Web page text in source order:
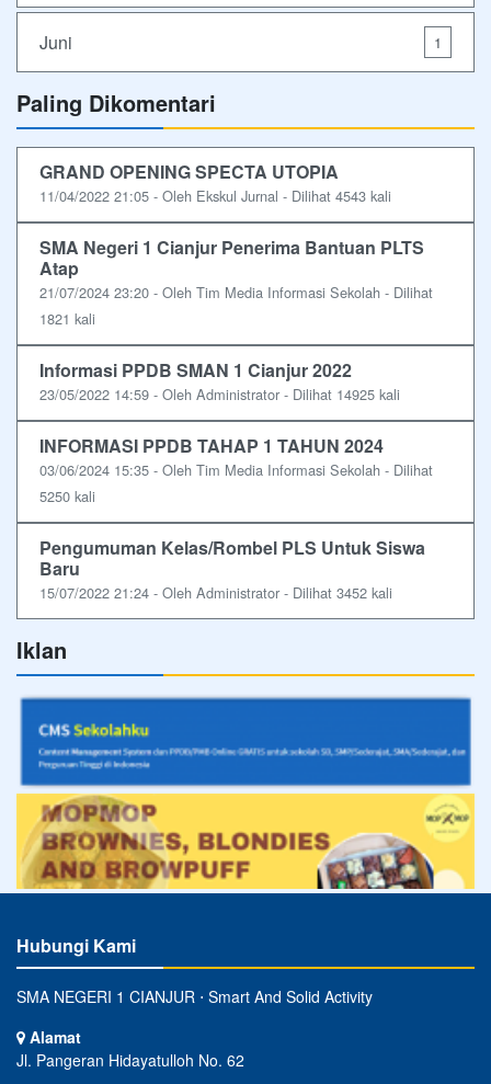
Juni 1
Paling Dikomentari
GRAND OPENING SPECTA UTOPIA
11/04/2022 21:05 - Oleh Ekskul Jurnal - Dilihat 4543 kali
SMA Negeri 1 Cianjur Penerima Bantuan PLTS
Atap
21/07/2024 23:20 - Oleh Tim Media Informasi Sekolah - Dilihat
1821 kali
Informasi PPDB SMAN 1 Cianjur 2022
23/05/2022 14:59 - Oleh Administrator - Dilihat 14925 kali
INFORMASI PPDB TAHAP 1 TAHUN 2024
03/06/2024 15:35 - Oleh Tim Media Informasi Sekolah - Dilihat
5250 kali
Pengumuman Kelas/Rombel PLS Untuk Siswa
Baru
15/07/2022 21:24 - Oleh Administrator - Dilihat 3452 kali
Iklan
Hubungi Kami
SMA NEGERI 1 CIANJUR ⋅ Smart And Solid Activity
Alamat
Jl. Pangeran Hidayatulloh No. 62